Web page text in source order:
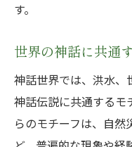
す。
世界の神話に共通
神話世界では、洪水、
神話伝説に共通するモ
らのモチーフは、自